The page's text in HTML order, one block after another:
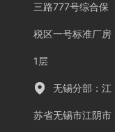
三路777号综合保
税区一号标准厂房
1层
无锡分部：江
苏省无锡市江阴市